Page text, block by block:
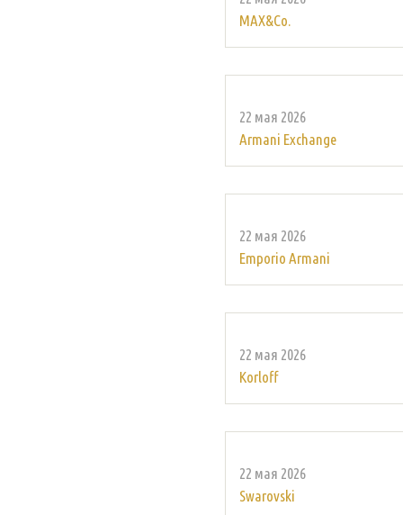
MAX&Co.
22 мая 2026
Armani Exchange
22 мая 2026
Emporio Armani
22 мая 2026
Korloff
22 мая 2026
Swarovski